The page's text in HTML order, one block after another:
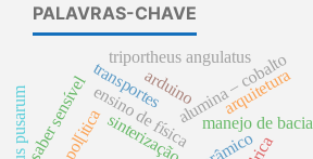
PALAVRAS-CHAVE
ensino de física manejo de bacia
alumina – cobalto
sinterização
pol[itica
triportheus angulatus
saber sensíveltransportes arquitetura
arduino